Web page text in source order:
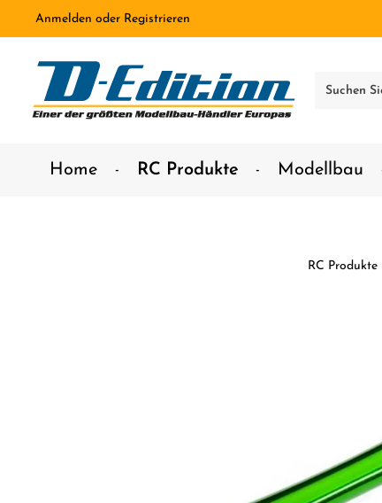
springen
Anmelden oder Registrieren
Home RC Produkte Modellbau
RC Produkte